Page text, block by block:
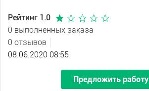
Рейтинг 1.0
0 выполненных заказа
0 отзывов
08.06.2020 08:55
Предложить работу